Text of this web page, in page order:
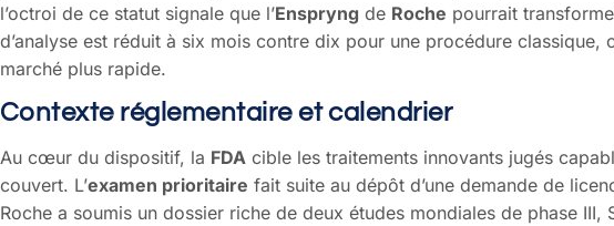
l’octroi de ce statut signale que l’Enspryng de Roche pourrait
d’analyse est réduit à six mois contre dix pour une procédure classique,
marché plus rapide.
Contexte réglementaire et calendrier
Au cœur du dispositif, la FDA cible les traitements innovants jugés
couvert. L’examen prioritaire fait suite au dépôt d’une demande de
Roche a soumis un dossier riche de deux études mondiales de phase III,